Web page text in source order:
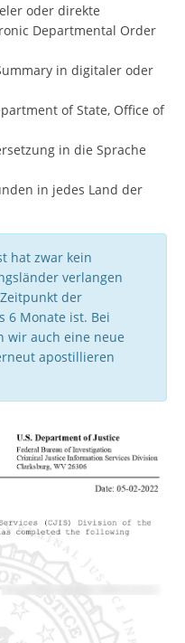
oder direkte
Departmental Order
in digitaler oder
of State, Office of
in die Sprache
in jedes Land der
hat zwar kein
verlangen
der
6 Monate ist. Bei
wir auch eine neue
apostillieren